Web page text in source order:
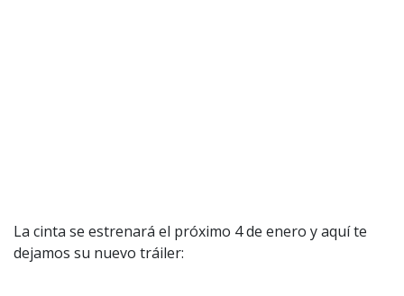
La cinta se estrenará el próximo 4 de enero y aquí te
dejamos su nuevo tráiler: